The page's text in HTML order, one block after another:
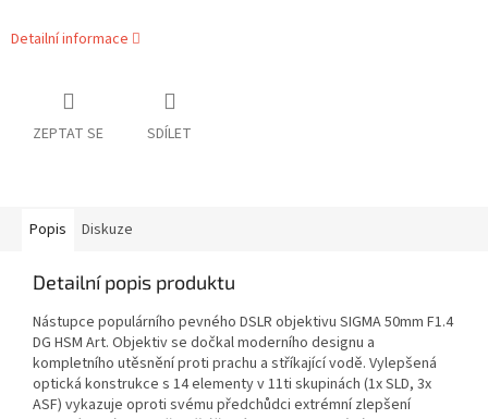
Detailní informace
ZEPTAT SE SDÍLET
Popis Diskuze
Detailní popis produktu
Nástupce populárního pevného DSLR objektivu SIGMA 50mm F1.4
DG HSM Art. Objektiv se dočkal moderního designu a
kompletního utěsnění proti prachu a stříkající vodě. Vylepšená
optická konstrukce s 14 elementy v 11ti skupinách (1x SLD, 3x
ASF) vykazuje oproti svému předchůdci extrémní zlepšení